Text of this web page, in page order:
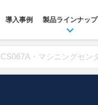
導入事例 製品ラインナップ